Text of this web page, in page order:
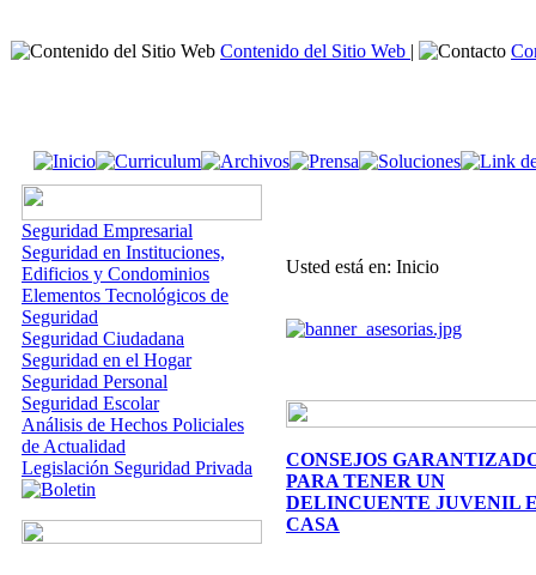
Contenido del Sitio Web |
Seguridad Empresarial
Seguridad en Instituciones,
Edificios y Condominios
Elementos Tecnológicos de
Seguridad
Seguridad Ciudadana
Seguridad en el Hogar
Seguridad Personal
Seguridad Escolar
Análisis de Hechos Policiales
de Actualidad
Legislación Seguridad Privada
Usted está en: Inicio
CONSEJOS
PARA TENER UN
DELINCUENTE JUVENIL
CASA